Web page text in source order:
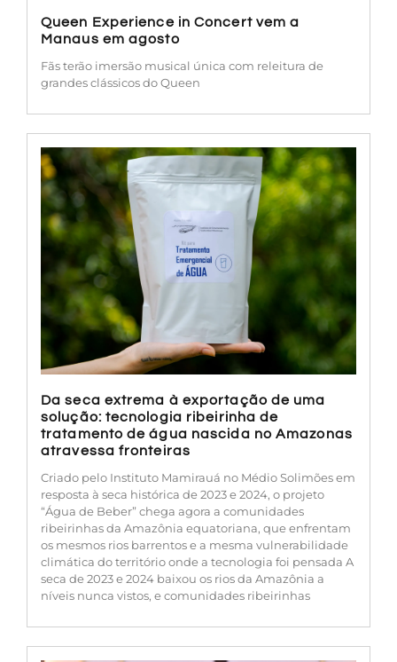
Queen Experience in Concert vem a
Manaus em agosto
Fãs terão imersão musical única com releitura de
grandes clássicos do Queen
Da seca extrema à exportação de uma
solução: tecnologia ribeirinha de
tratamento de água nascida no Amazonas
atravessa fronteiras
Criado pelo Instituto Mamirauá no Médio Solimões em
resposta à seca histórica de 2023 e 2024, o projeto
“Água de Beber” chega agora a comunidades
ribeirinhas da Amazônia equatoriana, que enfrentam
os mesmos rios barrentos e a mesma vulnerabilidade
climática do território onde a tecnologia foi pensada A
seca de 2023 e 2024 baixou os rios da Amazônia a
níveis nunca vistos, e comunidades ribeirinhas